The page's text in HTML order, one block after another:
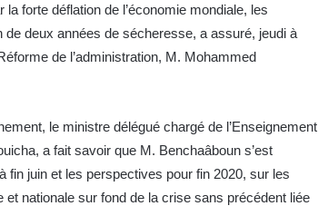
forte déflation de l’économie mondiale, les
deux années de sécheresse, a assuré, jeudi à
de l’administration, M. Mohammed
le ministre délégué chargé de l’Enseignement
a fait savoir que M. Benchaâboun s’est
fin juin et les perspectives pour fin 2020, sur les
nationale sur fond de la crise sans précédent liée